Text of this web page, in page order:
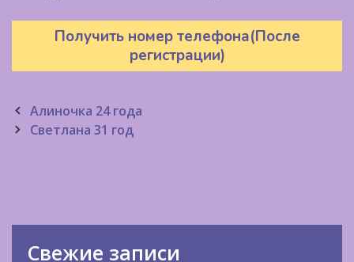
Получить номер телефона(После
регистрации)
Post
navigation
Алиночка 24 года
Светлана 31 год
Свежие записи